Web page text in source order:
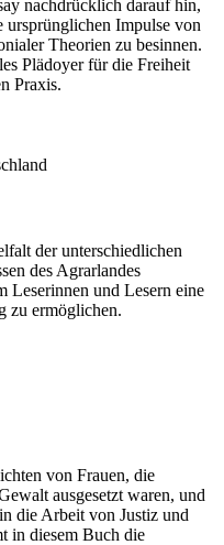
nachdrücklich darauf hin,
ursprünglichen Impulse von
Theorien zu besinnen.
Plädoyer für die Freiheit
Praxis.
der unterschiedlichen
des Agrarlandes
Leserinnen und Lesern eine
zu ermöglichen.
von Frauen, die
ausgesetzt waren, und
die Arbeit von Justiz und
in diesem Buch die